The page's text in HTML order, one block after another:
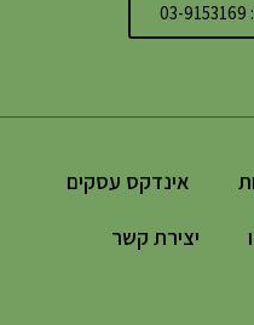
אינדקס עסקים
יצירת קשר